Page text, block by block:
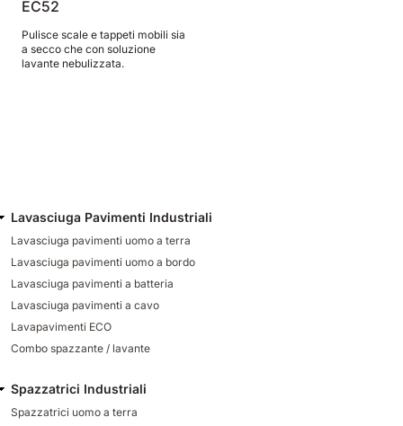
EC52
Pulisce scale e tappeti mobili sia
a secco che con soluzione
lavante nebulizzata.
Lavasciuga Pavimenti Industriali
Lavasciuga pavimenti uomo a terra
Lavasciuga pavimenti uomo a bordo
Lavasciuga pavimenti a batteria
Lavasciuga pavimenti a cavo
Lavapavimenti ECO
Combo spazzante / lavante
Spazzatrici Industriali
Spazzatrici uomo a terra